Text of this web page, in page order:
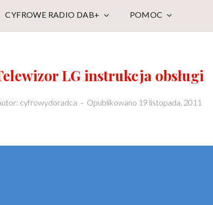
CYFROWE RADIO DAB+ POMOC
LG instrukcja obsługi
cyfrowydoradca – Opublikowano 19 listopada, 2011